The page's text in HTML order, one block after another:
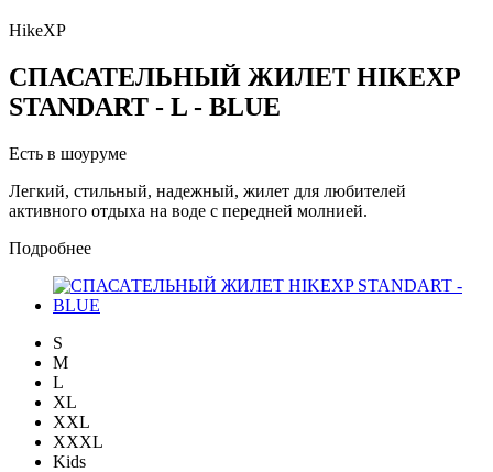
HikeXP
СПАСАТЕЛЬНЫЙ ЖИЛЕТ HIKEXP
STANDART - L - BLUE
Есть в шоуруме
Легкий, стильный, надежный, жилет для любителей
активного отдыха на воде с передней молнией.
Подробнее
S
M
L
XL
XXL
XXXL
Kids